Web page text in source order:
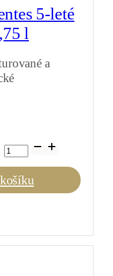
5-leté
l
a
Pineau
des
Charentes
leté